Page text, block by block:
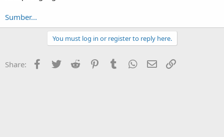
Sumber...
You must log in or register to reply here.
Share: Facebook
Twitter Reddit PinterestTumblr WhatsApp
Email